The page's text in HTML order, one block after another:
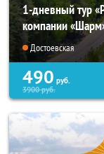
1-дневный тур
компании
Достоевская
490 руб.
3900руб.